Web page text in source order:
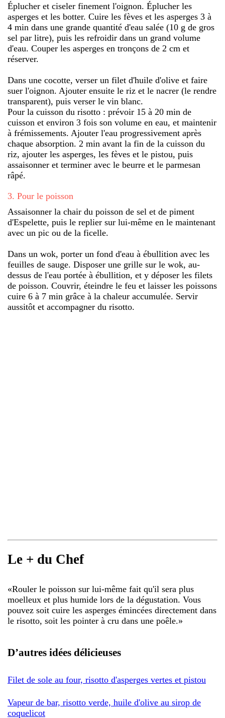
Éplucher et ciseler finement l'oignon. Éplucher les
asperges et les botter. Cuire les fèves et les asperges 3 à
4 min dans une grande quantité d'eau salée (10 g de gros
sel par litre), puis les refroidir dans un grand volume
d'eau. Couper les asperges en tronçons de 2 cm et
réserver.
Dans une cocotte, verser un filet d'huile d'olive et faire
suer l'oignon. Ajouter ensuite le riz et le nacrer (le rendre
transparent), puis verser le vin blanc.
Pour la cuisson du risotto : prévoir 15 à 20 min de
cuisson et environ 3 fois son volume en eau, et maintenir
à frémissements. Ajouter l'eau progressivement après
chaque absorption. 2 min avant la fin de la cuisson du
riz, ajouter les asperges, les fèves et le pistou, puis
assaisonner et terminer avec le beurre et le parmesan
râpé.
3. Pour le poisson
Assaisonner la chair du poisson de sel et de piment
d'Espelette, puis le replier sur lui-même en le maintenant
avec un pic ou de la ficelle.
Dans un wok, porter un fond d'eau à ébullition avec les
feuilles de sauge. Disposer une grille sur le wok, au-
dessus de l'eau portée à ébullition, et y déposer les filets
de poisson. Couvrir, éteindre le feu et laisser les poissons
cuire 6 à 7 min grâce à la chaleur accumulée. Servir
aussitôt et accompagner du risotto.
Le + du Chef
«Rouler le poisson sur lui-même fait qu'il sera plus
moelleux et plus humide lors de la dégustation. Vous
pouvez soit cuire les asperges émincées directement dans
le risotto, soit les pointer à cru dans une poêle.»
D’autres idées délicieuses
Filet de sole au four, risotto d'asperges vertes et pistou
Vapeur de bar, risotto verde, huile d'olive au sirop de
coquelicot